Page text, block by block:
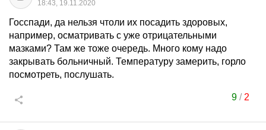
18:43, 19.11.2020
Госспади, да нельзя чтоли их посадить здоровых,
например, осматривать с уже отрицательными
мазками? Там же тоже очередь. Много кому надо
закрывать больничный. Температуру замерить, горло
посмотреть, послушать.
9/ 2